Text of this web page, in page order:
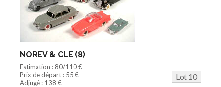
NOREV & CLE (8)
Estimation : 80/110 €
Prix de départ : 55 €
Lot 10
Adjugé : 138 €